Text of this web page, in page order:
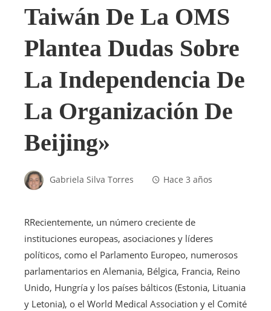
Taiwán De La OMS
Plantea Dudas Sobre
La Independencia De
La Organización De
Beijing»
Gabriela Silva Torres Hace 3 años
RRecientemente, un número creciente de
instituciones europeas, asociaciones y líderes
políticos, como el Parlamento Europeo, numerosos
parlamentarios en Alemania, Bélgica, Francia, Reino
Unido, Hungría y los países bálticos (Estonia, Lituania
y Letonia), o el World Medical Association y el Comité